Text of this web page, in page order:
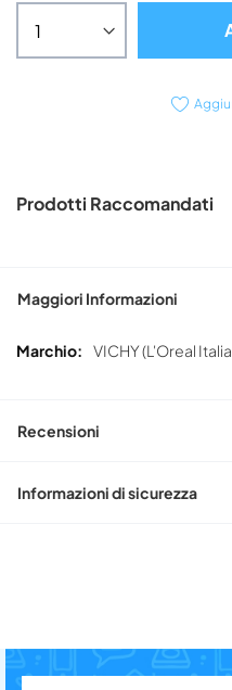
Prodotti Raccomandati
Maggiori Informazioni
Maggiori
VICHY (L'Oreal
Recensioni
Informazioni di sicurezza